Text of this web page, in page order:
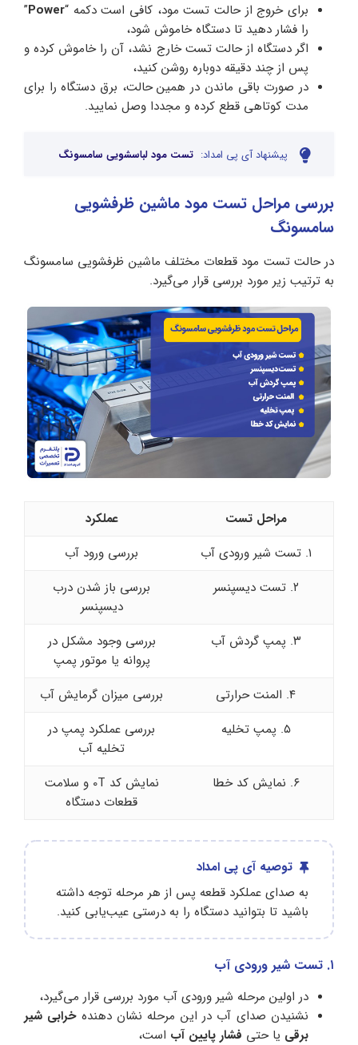
برای خروج از حالت تست مود، کافی است دکمه “Power
”
را فشار دهید تا دستگاه خاموش شود،
اگر دستگاه از حالت تست خارج نشد، آن را خاموش کرده و
پس از چند دقیقه دوباره روشن کنید،
در صورت باقی ماندن در همین حالت، برق دستگاه را برای
مدت کوتاهی قطع کرده و مجددا وصل نمایید.
پیشنهاد آی پی امداد: تست مود لباسشویی سامسونگ
بررسی مراحل تست مود ماشین ظرفشویی
سامسونگ
در حالت تست مود قطعات مختلف ماشین ظرفشویی سامسونگ
به‌ ترتیب زیر مورد بررسی قرار می‌گیرد.
مراحل تست
عملکرد
۱. تست شیر ورودی آب
بررسی ورود آب
۲. تست دیسپنسر
بررسی باز شدن درب
دیسپنسر
۳. پمپ گردش آب
بررسی وجود مشکل در
پروانه یا موتور پمپ
۴. المنت حرارتی
بررسی میزان گرمایش آب
۵. پمپ تخلیه
بررسی عملکرد پمپ در
تخلیه آب
۶. نمایش کد خطا
نمایش کد 0T و سلامت
قطعات دستگاه
توصیه آی پی امداد
به‌ صدای عملکرد قطعه پس از هر مرحله توجه داشته
باشید تا بتوانید دستگاه را به درستی عیب‌یابی کنید.
۱. تست شیر ورودی آب
در اولین مرحله شیر ورودی آب مورد بررسی قرار می‌گیرد،
نشنیدن صدای آب در این مرحله نشان دهندهخرابی شیر
برقی یا حتی فشار پایین آب است،